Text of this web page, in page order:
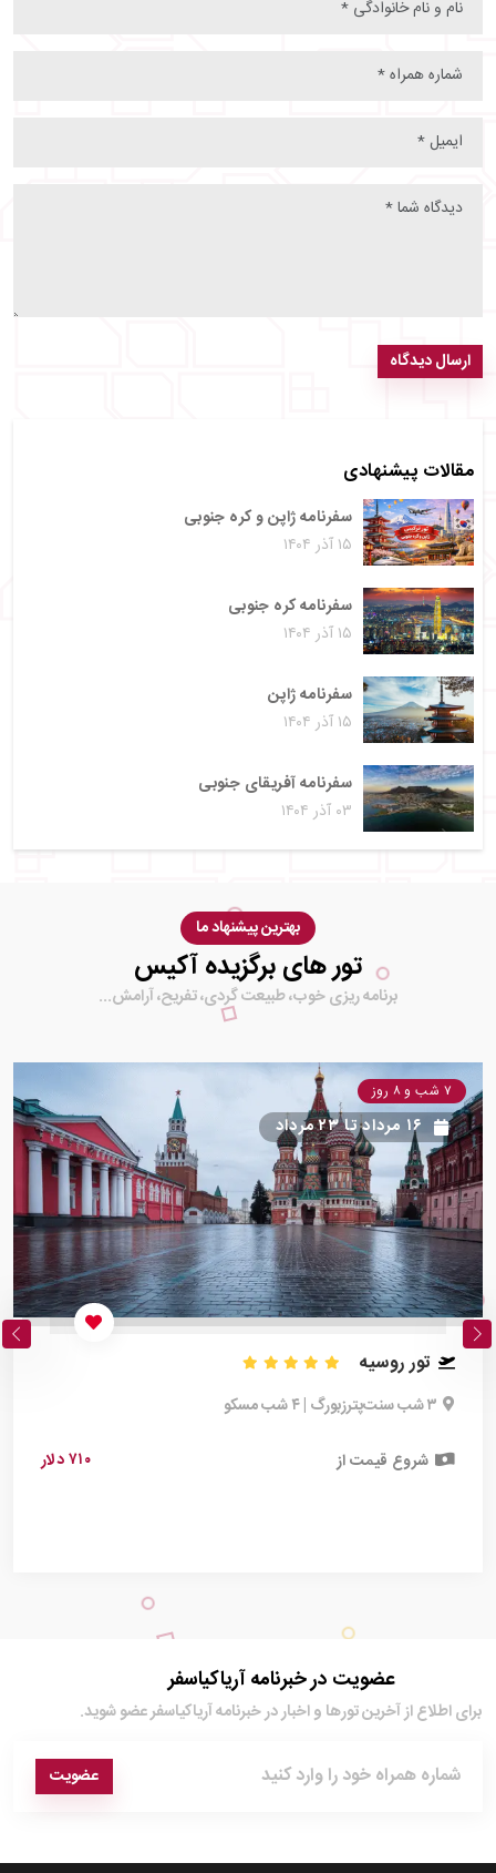
مقالات پیشنهادی
سفرنامه ژاپن و کره جنوبی
۱۵ آذر ۱۴۰۴
سفرنامه کره جنوبی
۱۵ آذر ۱۴۰۴
سفرنامه ژاپن
۱۵ آذر ۱۴۰۴
سفرنامه آفریقای جنوبی
۰۳ آذر ۱۴۰۴
ارسال دیدگاه
بهترین پیشنهاد ما
تور های برگزیده آکیس
برنامه ریزی خوب، طبیعت گردی، تفریح، آرامش...
۷ شب و ۸ روز
۱۶ مرداد تا۲۳ مرداد
تور روسیه
۳ شب سنت‌پترزبورگ | ۴ شب مسکو
شروع قیمت از ۷۱۰ دلار
عضویت در خبرنامه آریاکیاسفر
برای اطلاع از آخرین تور‌ها و اخبار در خبرنامه آریاکیاسفر عضو شوید.
عضویت